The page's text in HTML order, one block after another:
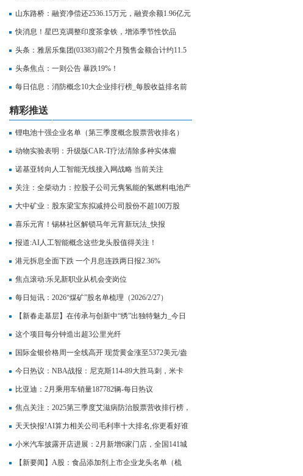
山东路桥：融资净偿还2536.15万元，融资余额1.96亿元
_当前热讯
快消息！星巴克调整印度茶拿铁，增添季节性饮品
头条：雅居乐集团(03383)前2个月预售金额合计约11.5
亿元 同比减少29.88%
头条焦点：一则公告 暴跌19%！
每日信息：消防概念10大企业排行榜_每股收益排名前
十查询（三季度）
精彩推送
锂电池十强企业名单（第三季度概念股票营收排名）
焦点播报
动物实验表明：升级版CAR-T疗法清除多种实体瘤
诺基亚转向人工智能无线接入网战略 当前关注
关注：全柴动力：控股子公司元隽氢能的氢燃料电池产
品（功率为1~130kW）主要适用于交通、叉车、储能等
领域
大中矿业：股东梁宝东拟减持公司股份不超100万股
喜乐元宵！锡林社区解锁马年元宵新玩法_快报
报道:AI人工智能概念这些龙头股值得关注！
（2026/2/27）
港元拆息全面下跌 一个月息连跌两日报2.36%
焦点滚动:乐见新职业从机会变岗位
每日短讯：2026“煤矿”股名单梳理（2026/2/27）
【新春走基层】在传承与创新中“绣”出独特魅力_今日
看点
这个项目每分钟造出超3公里光纤
国际金银价格周一全线高开 现货黄金涨至5372美元/盎
司
今日热议：NBA战报：尼克斯114-89大胜马刺，米卡
尔-布里奇斯25+5+2
比亚迪：2月乘用车销量187782辆-每日热议
焦点关注：2025第三季度艾滋病防治股票营收排行榜，
人福医药上榜
天天快报!AI算力相关公司毛利率十大排名,你更看好谁
呢?(第三季度)
小米汽车披露开店进展：2月新增6家门店，全国141城
已有488家门店 最新消息
【新要闻】A股：食品添加剂上市企业龙头名单（梳